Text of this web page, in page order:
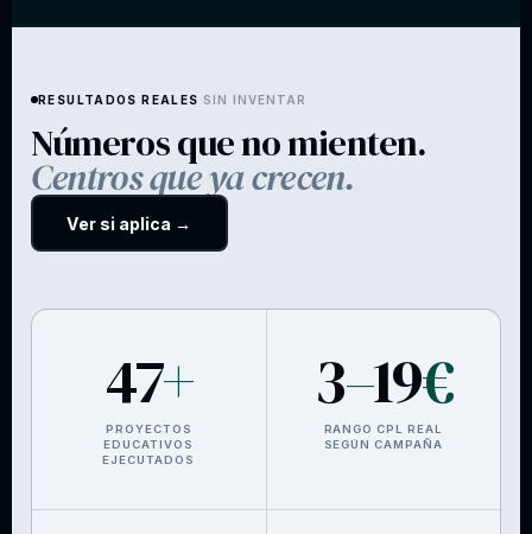
RESULTADOS REALES SIN INVENTAR
Números que no mienten.
Centros que ya crecen.
Ver si aplica →
47+
PROYECTOS
EDUCATIVOS
EJECUTADOS
3–19€
RANGO CPL REAL
SEGÚN CAMPAÑA